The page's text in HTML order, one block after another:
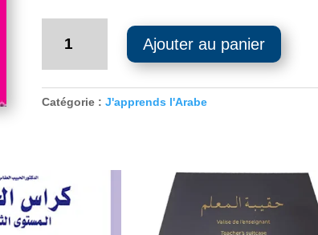
l'enseignant
Niveau
3
Ajouter au panier
Catégorie : J'apprends l'Arabe